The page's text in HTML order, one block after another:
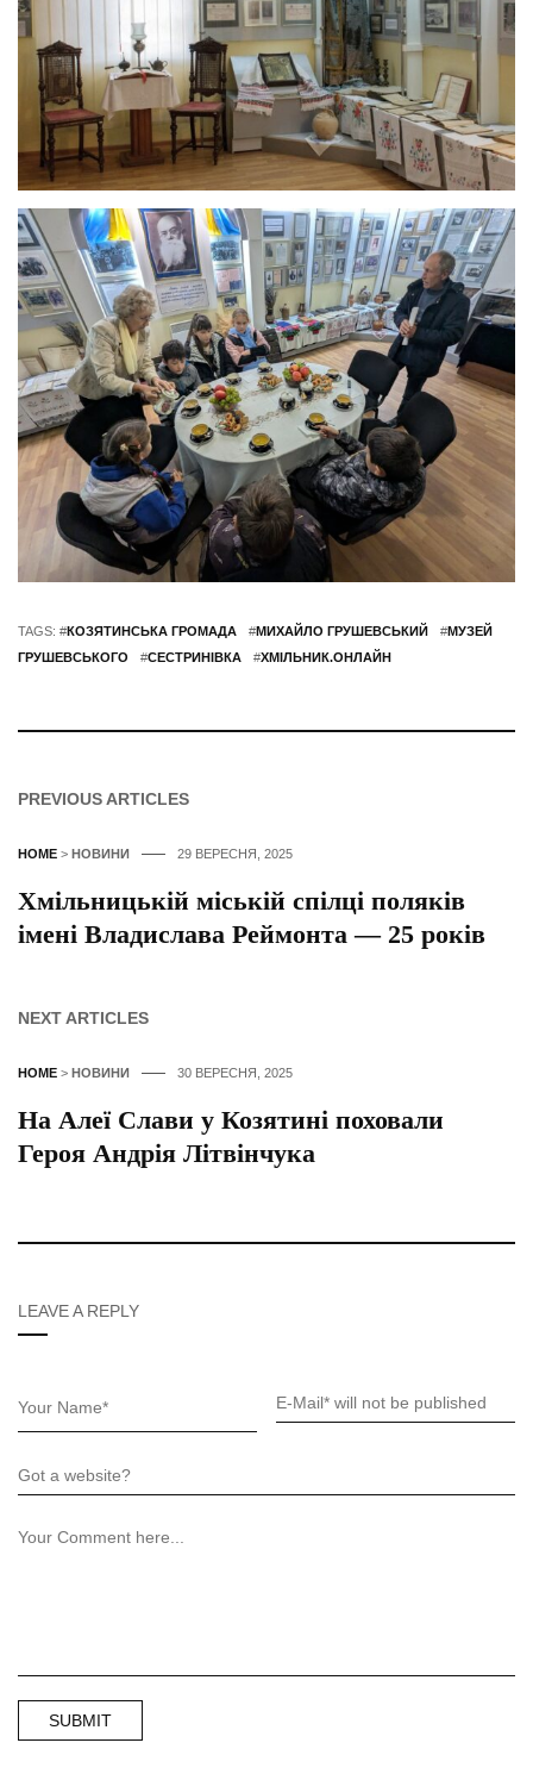
TAGS: #КОЗЯТИНСЬКА ГРОМАДА #МИХАЙЛО ГРУШЕВСЬКИЙ #МУЗЕЙ
ГРУШЕВСЬКОГО
#СЕСТРИНІВКА #ХМІЛЬНИК.ОНЛАЙН
PREVIOUS ARTICLES
HOME > НОВИНИ 29 ВЕРЕСНЯ, 2025
Хмільницькій міській спілці поляків
імені Владислава Реймонта — 25 років
NEXT ARTICLES
HOME > НОВИНИ 30 ВЕРЕСНЯ, 2025
На Алеї Слави у Козятині поховали
Героя Андрія Літвінчука
LEAVE A REPLY